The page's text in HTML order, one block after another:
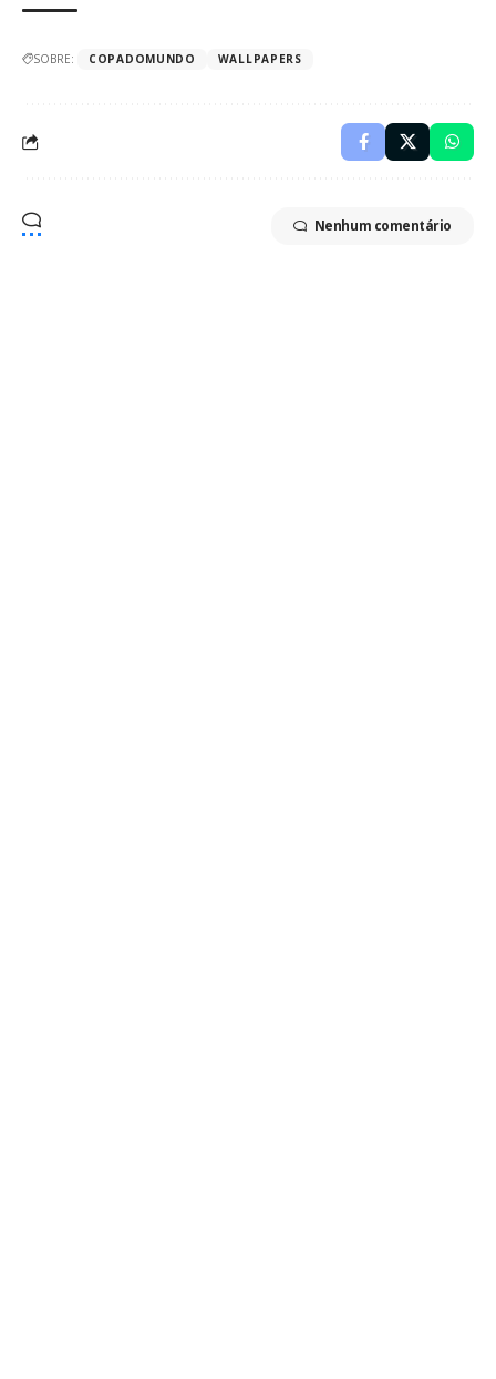
SOBRE: COPADOMUNDO WALLPAPERS
Nenhum comentário